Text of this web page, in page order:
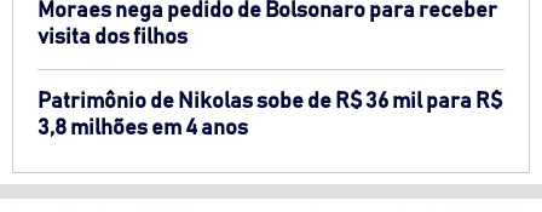
Moraes nega pedido de Bolsonaro para receber
visita dos filhos
Patrimônio de Nikolas sobe de R$ 36 mil para R$
3,8 milhões em 4 anos